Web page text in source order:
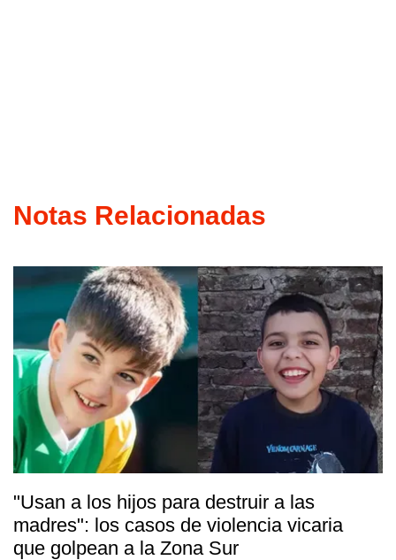
Notas Relacionadas
"Usan a los hijos para destruir a las
madres": los casos de violencia vicaria
que golpean a la Zona Sur